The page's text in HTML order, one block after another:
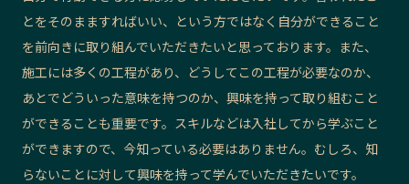
とをそのまますればいい、という方ではなく自分ができること
を前向きに取り組んでいただきたいと思っております。また、
施工には多くの工程があり、どうしてこの工程が必要なのか、
あとでどういった意味を持つのか、興味を持って取り組むこと
ができることも重要です。スキルなどは入社してから学ぶこと
ができますので、今知っている必要はありません。むしろ、知
らないことに対して興味を持って学んでいただきたいです。